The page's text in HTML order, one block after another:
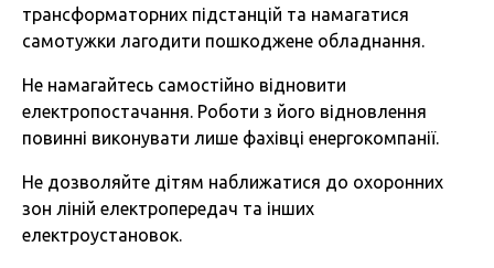
трансформаторних підстанцій та намагатися
самотужки лагодити пошкоджене обладнання.
Не намагайтесь самостійно відновити
електропостачання. Роботи з його відновлення
повинні виконувати лише фахівці енергокомпанії.
Не дозволяйте дітям наближатися до охоронних
зон ліній електропередач та інших
електроустановок.